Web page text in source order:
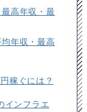
高年収・最
年収・最高
稼ぐには？
ンフラエ